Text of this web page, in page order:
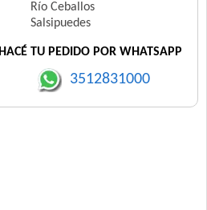
Río Ceballos
Salsipuedes
HACÉ TU PEDIDO POR WHATSAPP
3512831000